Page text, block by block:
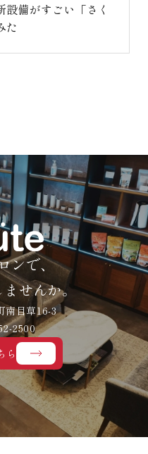
備がすごい「さく
た
ンで、
せんか。
南目草16-3
2500
ら